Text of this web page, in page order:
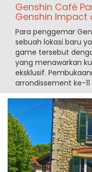
Genshin Café
Genshin Impact
Para penggemar
sebuah lokasi baru
game tersebut
yang menawarkan
eksklusif.
arrondissement ke-